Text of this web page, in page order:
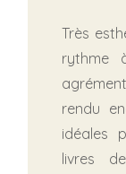
Très
rythme
rendu
idéales
livres